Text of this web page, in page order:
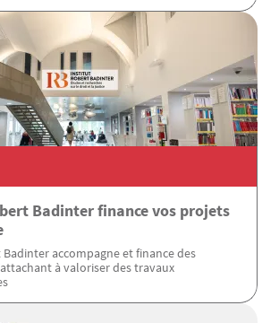
Badinter finance vos projets
accompagne et finance des
à valoriser des travaux